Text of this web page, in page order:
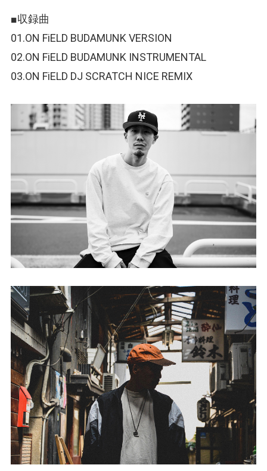
■収録曲
01.ON FiELD BUDAMUNK VERSION
02.ON FiELD BUDAMUNK INSTRUMENTAL
03.ON FiELD DJ SCRATCH NICE REMIX